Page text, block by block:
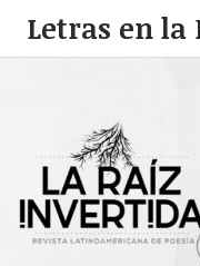
Letras en la